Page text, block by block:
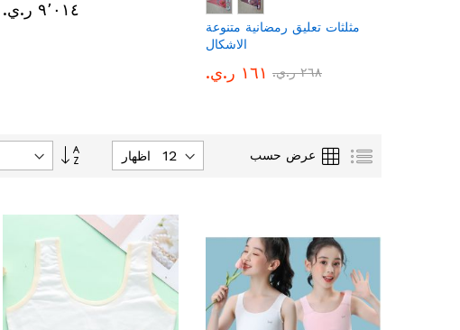
٩٬٠١٤ ر.ي.‏
مثلثات تعليق رمضانية متنوعة
الاشكال
١٦١ ر.ي.‏ ٢٦٨ ر.ي.‏
تحديد
اظهار عرض حسب الشبكةقائمة